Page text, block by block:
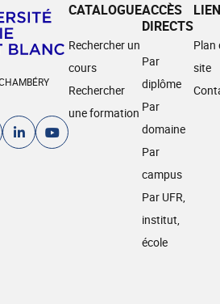
CATALOGUE
Rechercher un
cours
Rechercher
une formation
ACCÈS
DIRECTS
Par
diplôme
Par
domaine
Par
campus
Par UFR,
institut,
école
Plan
site